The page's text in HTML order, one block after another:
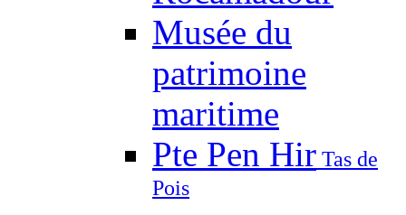
Musée du
patrimoine
maritime
Pte Pen Hir Tas de
Pois